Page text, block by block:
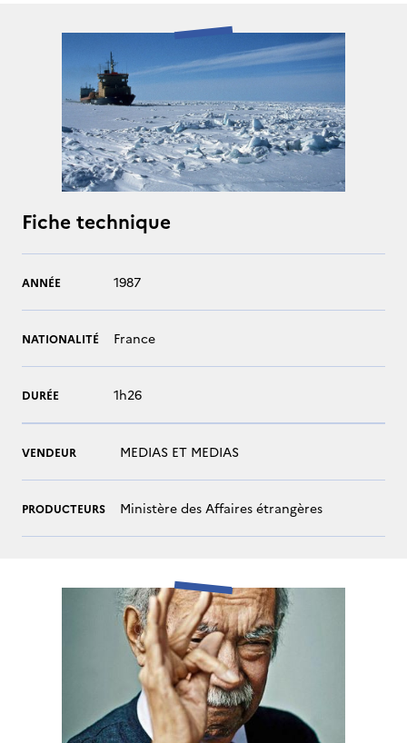
Fiche technique
ANNÉE 1987
NATIONALITÉ France
DURÉE 1h26
VENDEUR MEDIAS ET MEDIAS
PRODUCTEURS Ministère des Affaires étrangères